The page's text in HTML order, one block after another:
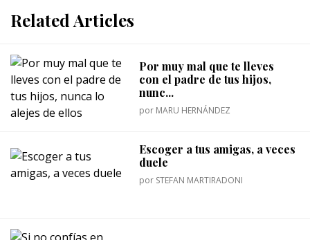
Related Articles
Por muy mal que te lleves
con el padre de tus hijos,
nunc...
por MARU HERNÁNDEZ
Escoger a tus amigas, a veces
duele
por STEFAN MARTIRADONI